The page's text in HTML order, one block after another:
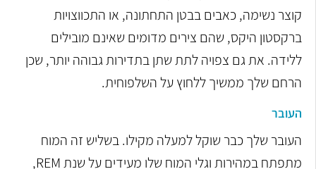
קוצר נשימה, כאבים בבטן התחתונה, או התכווצויות
ברקסטון היקס, שהם צירים מדומים שאינם מובילים
ללידה. את גם צפויה לתת שתן בתדירות גבוהה יותר, שכן
הרחם שלך ממשיך ללחוץ על השלפוחית.
העובר
העובר שלך כבר שוקל למעלה מקילו. בשליש זה המוח
מתפתח במהירות וגלי המוח שלו מעידים על שנת REM,